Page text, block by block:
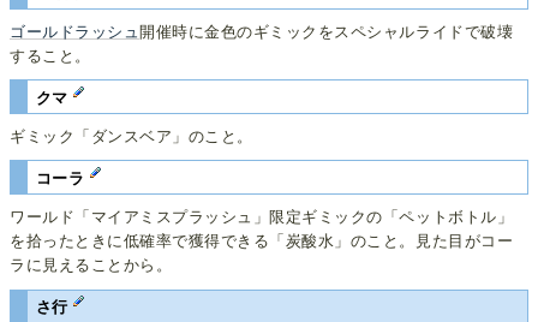
ゴールドラッシュ 開催時に金色のギミックをスペシャルライドで破壊
すること。
クマ
ギミック「ダンスベア」のこと。
コーラ
ワールド「マイアミスプラッシュ」限定ギミックの「ペットボトル」
を拾ったときに低確率で獲得できる「炭酸水」のこと。見た目がコー
ラに見えることから。
さ行